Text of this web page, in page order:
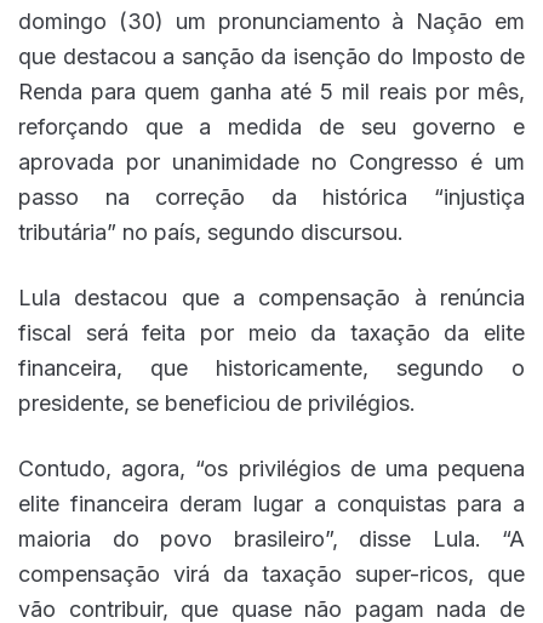
domingo (30) um pronunciamento à Nação em
que destacou a sanção da isenção do Imposto de
Renda para quem ganha até 5 mil reais por mês,
reforçando que a medida de seu governo e
aprovada por unanimidade no Congresso é um
passo na correção da histórica “injustiça
tributária” no país, segundo discursou.
Lula destacou que a compensação à renúncia
fiscal será feita por meio da taxação da elite
financeira, que historicamente, segundo o
presidente, se beneficiou de privilégios.
Contudo, agora, “os privilégios de uma pequena
elite financeira deram lugar a conquistas para a
maioria do povo brasileiro”, disse Lula. “A
compensação virá da taxação super-ricos, que
vão contribuir, que quase não pagam nada de